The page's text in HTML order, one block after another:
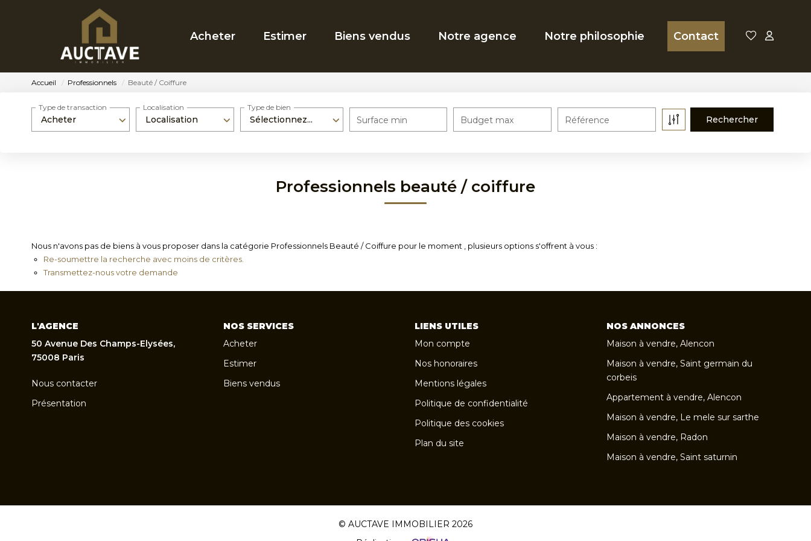
Acheter Estimer Biens vendus Notre agence Notre philosophie Contact
Accueil Professionnels Beauté / Coiffure
Acheter
Type de transaction
Localisation
Localisation
Sélectionnez...
Type de bien
Surface min Budget max Référence
Professionnels beauté / coiffure
Nous n'avons pas de biens à vous proposer dans la catégorie Professionnels Beauté / Coiffure pour le moment , plusieurs options s'offrent à vous :
Re-soumettre la recherche avec moins de critères.
Transmettez-nous votre demande
L'AGENCE
50 Avenue Des Champs-Elysées,
75008 Paris
Nous contacter
Présentation
NOS SERVICES
Acheter
Estimer
Biens vendus
LIENS UTILES
Mon compte
Nos honoraires
Mentions légales
Politique de confidentialité
Politique des cookies
Plan du site
NOS ANNONCES
Maison à vendre, Alencon
Maison à vendre, Saint germain du
corbeis
Appartement à vendre, Alencon
Maison à vendre, Le mele sur sarthe
Maison à vendre, Radon
Maison à vendre, Saint saturnin
© AUCTAVE IMMOBILIER 2026